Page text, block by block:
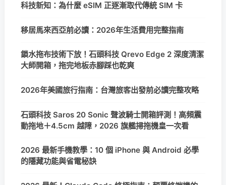
科技新知：為什麼 eSIM 正逐漸取代傳統 SIM 卡
移居馬來西亞前必讀：2026年生活費用完整指南
鎖水拖布技術下放！石頭科技 Qrevo Edge 2 深度清潔
大師開箱，拖完地板赤腳踩也乾爽
2026年美國旅行指南：台灣旅客出發前必讀完整攻略
石頭科技 Saros 20 Sonic 聲波騎士開箱評測！高頻震
動拖地＋4.5cm 越障，2026 旗艦掃拖機皇一次看
2026 最新手機教學：10 個 iPhone 與 Android 必學
的隱藏功能與省電秘訣